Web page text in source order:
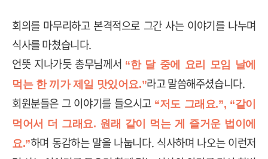
회의를 마무리하고 본격적으로 그간 사는 이야기를 나누며
식사를 마쳤습니다.
언뜻 지나가듯 총무님께서 “한 달 중에 요리 모임 날에
먹는 한 끼가 제일 맛있어요.”라고 말씀해주셨습니다.
회원분들은 그 이야기를 들으시고 “저도 그래요.”, “같이
먹어서 더 그래요. 원래 같이 먹는 게 즐거운 법이에
요.”하며 동감하는 말을 나눕니다. 식사하며 나오는 이런저